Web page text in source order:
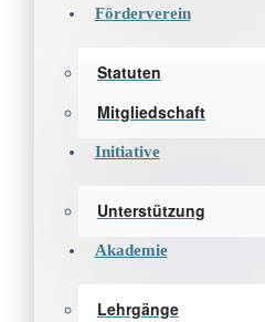
Förderverein
Statuten
Mitgliedschaft
Initiative
Unterstützung
Akademie
Lehrgänge